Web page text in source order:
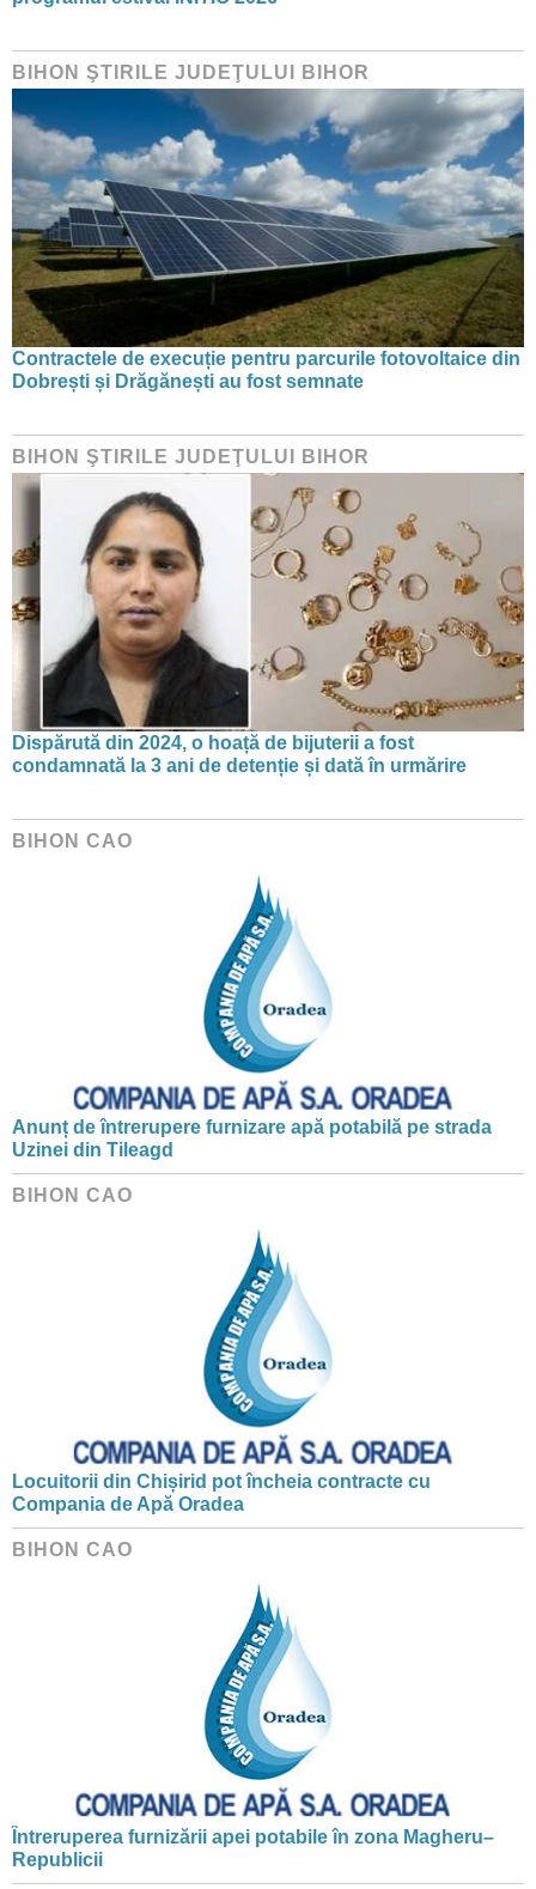
BIHON ŞTIRILE JUDEŢULUI BIHOR
Contractele de execuție pentru parcurile fotovoltaice din
Dobrești și Drăgănești au fost semnate
BIHON ŞTIRILE JUDEŢULUI BIHOR
Dispărută din 2024, o hoață de bijuterii a fost
condamnată la 3 ani de detenție și dată în urmărire
BIHON CAO
Anunț de întrerupere furnizare apă potabilă pe strada
Uzinei din Tileagd
BIHON CAO
Locuitorii din Chișirid pot încheia contracte cu
Compania de Apă Oradea
BIHON CAO
Întreruperea furnizării apei potabile în zona Magheru–
Republicii